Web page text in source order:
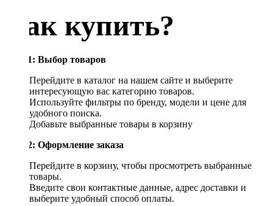
Как купить?
Шаг 1: Выбор товаров
Перейдите в каталог на нашем сайте и выберите
интересующую вас категорию товаров.
Используйте фильтры по бренду, модели и цене для
удобного поиска.
Добавьте выбранные товары в корзину
Шаг 2: Оформление заказа
Перейдите в корзину, чтобы просмотреть выбранные
товары.
Введите свои контактные данные, адрес доставки и
выберите удобный способ оплаты.